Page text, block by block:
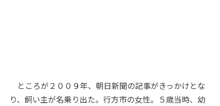
ところが２００９年、朝日新聞の記事がきっかけとな
り、飼い主が名乗り出た。行方市の女性。５歳当時、幼